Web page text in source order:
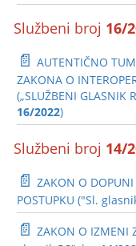
Službeni broj 16/
📄 AUTENTIČNO
ZAKONA O
(„SLUŽBENI GLASNIK
16/2022)
Službeni broj 14/
📄 ZAKON O
POSTUPKU ("Sl.
📄 ZAKON O IZMENI